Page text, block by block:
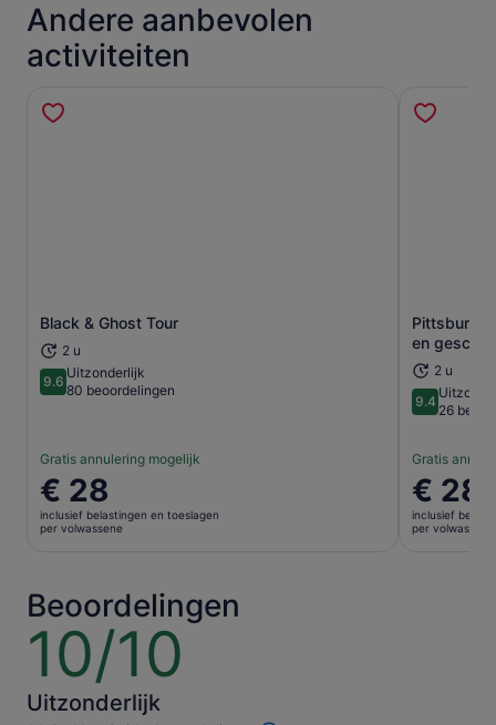
Andere aanbevolen
activiteiten
Black & Ghost Tour
2 u
9.69.6 van 10
Uitzonderlijk
80 beoordelingen
Gratis annulering mogelijk
De
prijs
is
volwassene
€ 28
inclusief belastingen en toeslagen
per volwassene
en
2 u
9.49.4 van 10
26
Gratis
De
prijs
is
€ 28
inclusief
per volwassene
Beoordelingen
10/10
10
10
Uitzonderlijk